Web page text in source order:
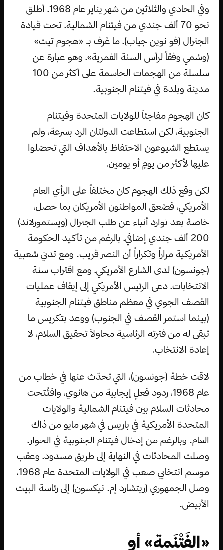
وفي الحادي والثلاثين من شهر يناير عام 1968، أطلق
نحو 70 ألف جندي من فيتنام الشمالية، تحت قيادة
الجنرال (فو نوين جياب)، ما عُرف بـ «هجوم تيت»
(وسُمي وفقاً لرأس السنة القمرية»، وهو عبارة عن
سلسلة من الهجمات الحاسمة على أكثر من 100
مدينة وبلدة في فيتنام الجنوبية.
كان الهجوم مفاجئاً للولايات المتحدة وفيتنام
الجنوبية، لكن استطاعت الدولتان الرد بسرعة، ولم
يستطع الشيوعون الاحتفاظ بالأهداف التي تحصّلوا
عليها لأكثر من يومٍ أو يومين.
لكن وقع ذلك الهجوم كان مختلفاً على الرأي العام
الأمريكي، فصُعق المواطنون الأمريكان بما حصل،
خاصة بعد توارد أنباء عن طلب الجنرال (ويستمورلاند)
200 ألف جندي إضافي، بالرغم من تأكيد الحكومة
الأمريكية مراراً وتكراراً أن النصر قريب. ومع تدني شعبية
(جونسون) لدى الشارع الأمريكي، ومع اقتراب سنة
الانتخابات، دعى الرئيس الأمريكي إلى إيقاف عمليات
القصف الجوي في معظم مناطق فيتنام الجنوبية
(بينما استمر القصف في الجنوب) ووعد بتكريس ما
تبقى له من فترته الرئاسية محاولاً تحقيق السلام، لا
إعادة الانتخاب.
لاقت خطة (جونسون)، التي تحدّث عنها في خطاب من
عام 1968، ردود فعلٍ إيجابية من هانوي، وافتُتحت
محادثات السلام بين فيتنام الشمالية والولايات
المتحدة الأمريكية في باريس في شهر مايو من ذاك
العام. وبالرغم من إدخال فيتنام الجنوبية في الحوار،
وصلت المحادثات في النهاية إلى طريق مسدود، وعقب
موسم انتخابي صعب في الولايات المتحدة عام 1968،
وصل الجمهوري (ريتشارد إم. نيكسون) إلى رئاسة البيت
الأبيض.
«الفَتْنَمة» أو